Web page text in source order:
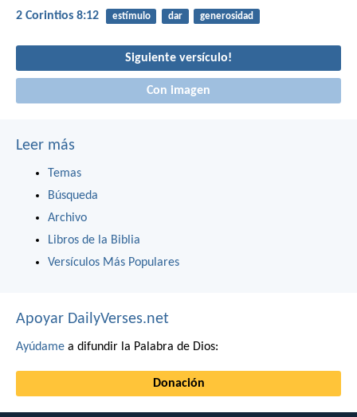
2 Corintios 8:12 estímulo dar generosidad
Siguiente versículo!
Con imagen
Leer más
Temas
Búsqueda
Archivo
Libros de la Biblia
Versículos Más Populares
Apoyar DailyVerses.net
Ayúdame a difundir la Palabra de Dios:
Donación